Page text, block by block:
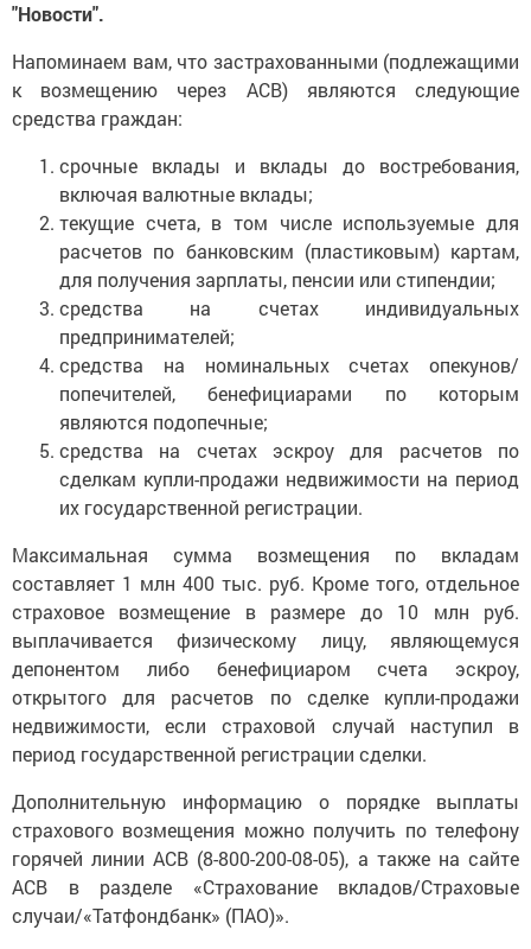
"Новости".
Напоминаем вам, что застрахованными (подлежащими
к возмещению через АСВ) являются следующие
средства граждан:
срочные вклады и вклады до востребования,
включая валютные вклады;
текущие счета, в том числе используемые для
расчетов по банковским (пластиковым) картам,
для получения зарплаты, пенсии или стипендии;
средства на счетах индивидуальных
предпринимателей;
средства на номинальных счетах опекунов/
попечителей, бенефициарами по которым
являются подопечные;
средства на счетах эскроу для расчетов по
сделкам купли-продажи недвижимости на период
их государственной регистрации.
Максимальная сумма возмещения по вкладам
составляет 1 млн 400 тыс. руб. Кроме того, отдельное
страховое возмещение в размере до 10 млн руб.
выплачивается физическому лицу, являющемуся
депонентом либо бенефициаром счета эскроу,
открытого для расчетов по сделке купли-продажи
недвижимости, если страховой случай наступил в
период государственной регистрации сделки.
Дополнительную информацию о порядке выплаты
страхового возмещения можно получить по телефону
горячей линии АСВ (8-800-200-08-05), а также на сайте
АСВ в разделе «Страхование вкладов/Страховые
случаи/«Татфондбанк» (ПАО)».